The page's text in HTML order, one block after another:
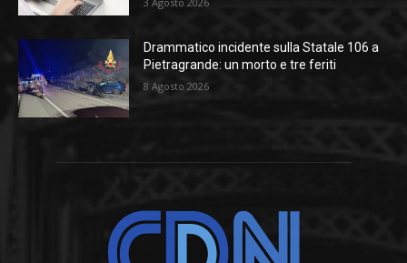
Drammatico incidente sulla Statale 106 a
Pietragrande: un morto e tre feriti
8 Agosto 2026